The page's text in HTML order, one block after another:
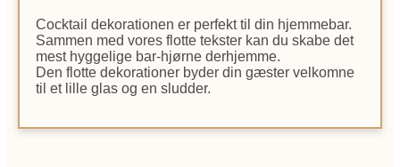
Cocktail dekorationen er perfekt til din hjemmebar.
Sammen med vores flotte tekster kan du skabe det
mest hyggelige bar-hjørne derhjemme.
Den flotte dekorationer byder din gæster velkomne
til et lille glas og en sludder.